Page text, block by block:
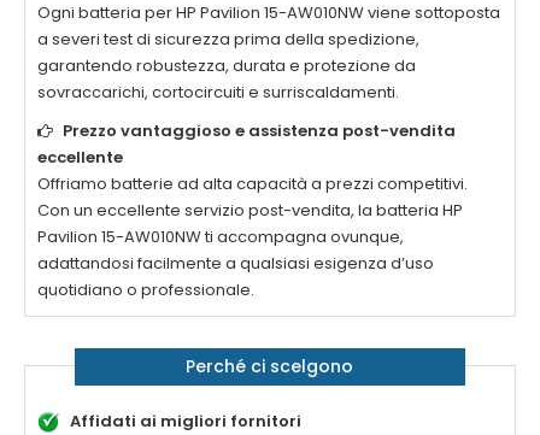
Ogni batteria per HP Pavilion 15-AW010NWviene sottoposta
a severi test di sicurezza prima della spedizione,
garantendo robustezza, durata e protezione da
sovraccarichi, cortocircuiti e surriscaldamenti.
Prezzo vantaggioso e assistenza post-vendita
eccellente
Offriamo batterie ad alta capacità a prezzi competitivi.
Con un eccellente servizio post-vendita, la batteria HP
Pavilion 15-AW010NWti accompagna ovunque,
adattandosi facilmente a qualsiasi esigenza d’uso
quotidiano o professionale.
Perché ci scelgono
Affidati ai migliori fornitori